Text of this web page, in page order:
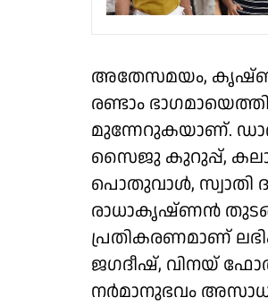
അതേസമയം,
രണ്ടാം
മുന്നേറുകയാണ്.
സൈജു കുറുപ്പ്,
പൊതുവാൾ, സ്വാതി
രാധാകൃഷ്ണൻ
പ്രതികരണമാണ്
ജഗദീഷ്, വിനയ്
നർമാനുഭവം